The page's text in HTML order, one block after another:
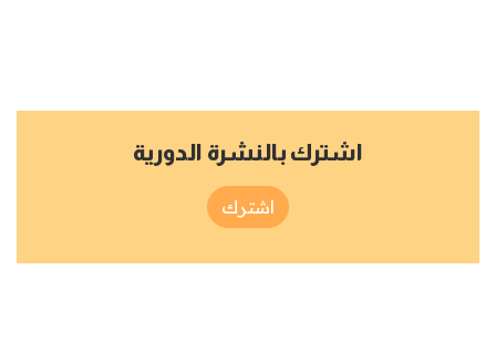
اشترك بالنشرة الدورية
اشترك